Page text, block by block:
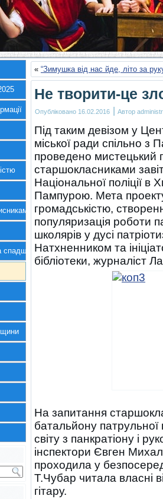
України
спадщина
« “Зимушка від нас йде, літо за
Не творити-це
Опубліковано 16.02.2016 | Автор
Під таким девізом у
міської ради спільно з
проведено мистецький
старшокласниками
Національної поліції в
Пампурою. Мета проекту
громадськістю,
популяризація роботи
школярів у дусі
Натхненником та
бібліотеки, журналіст
На запитання
батальйону патрульної
світу з панкратіону і
інспектори Євген
проходила у
Т.Чубар читала власні
гітару.